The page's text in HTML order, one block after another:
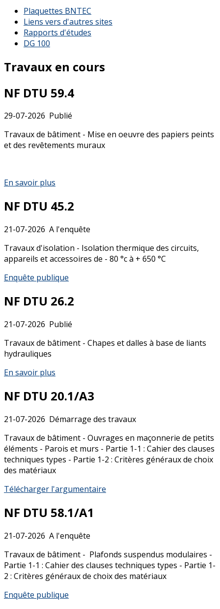
Plaquettes BNTEC
Liens vers d'autres sites
Rapports d'études
DG 100
Travaux en cours
NF DTU 59.4
29-07-2026 Publié
Travaux de bâtiment - Mise en oeuvre des papiers peints
et des revêtements muraux
En savoir plus
NF DTU 45.2
21-07-2026 A l'enquête
Travaux d'isolation - Isolation thermique des circuits,
appareils et accessoires de - 80 °c à + 650 °C
Enquête publique
NF DTU 26.2
21-07-2026 Publié
Travaux de bâtiment - Chapes et dalles à base de liants
hydrauliques
En savoir plus
NF DTU 20.1/A3
21-07-2026 Démarrage des travaux
Travaux de bâtiment - Ouvrages en maçonnerie de petits
éléments - Parois et murs - Partie 1-1 : Cahier des clauses
techniques types - Partie 1-2 : Critères généraux de choix
des matériaux
Télécharger l'argumentaire
NF DTU 58.1/A1
21-07-2026 A l'enquête
Travaux de bâtiment - Plafonds suspendus modulaires -
Partie 1-1 : Cahier des clauses techniques types - Partie 1-
2 : Critères généraux de choix des matériaux
Enquête publique